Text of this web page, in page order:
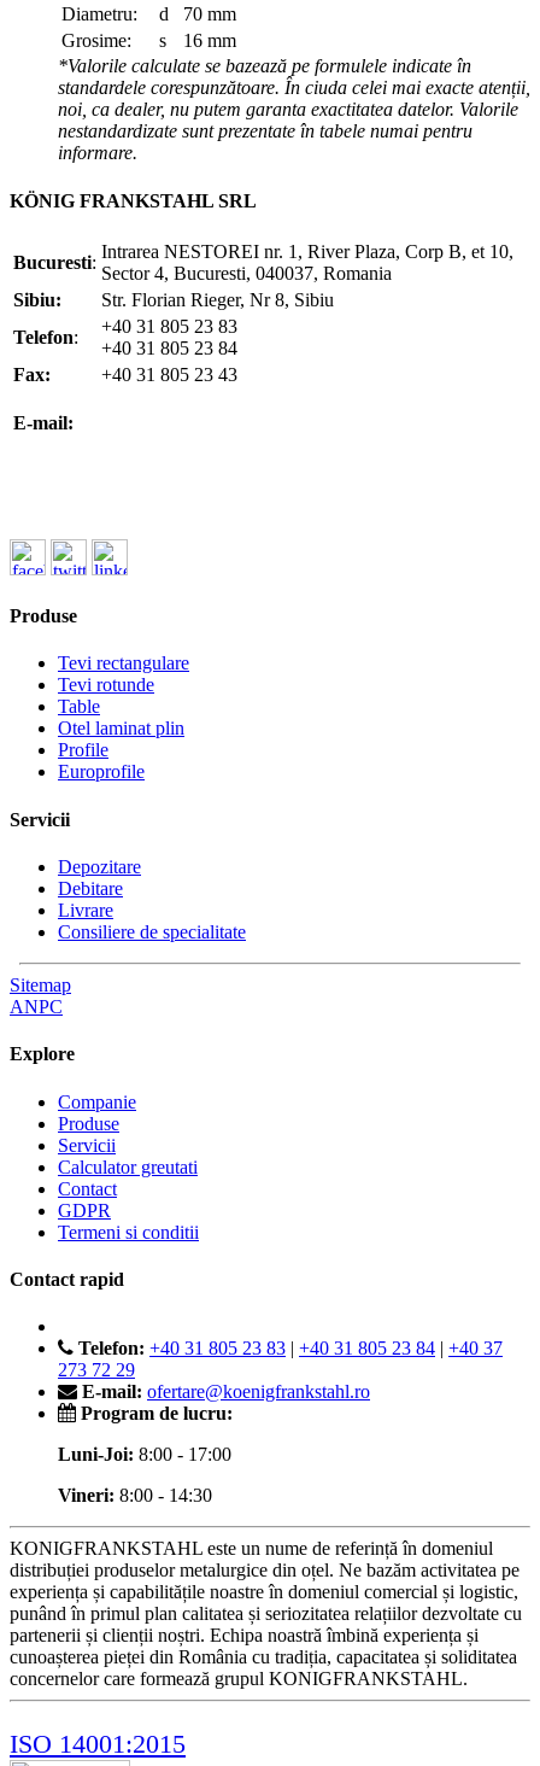
Diametru:
d
70 mm
Grosime:
s
16 mm
*Valorile calculate se bazează pe formulele indicate în
standardele corespunzătoare. În ciuda celei mai exacte atenții,
noi, ca dealer, nu putem garanta exactitatea datelor. Valorile
nestandardizate sunt prezentate în tabele numai pentru
informare.
KÖNIG FRANKSTAHL SRL
Bucuresti:
Intrarea NESTOREI nr. 1, River Plaza, Corp B, et 10,
Sector 4, Bucuresti, 040037, Romania
Sibiu:
Str. Florian Rieger, Nr 8, Sibiu
Telefon:
+40 31 805 23 83
+40 31 805 23 84
Fax:
+40 31 805 23 43
E-mail:
Produse
Tevi rectangulare
Tevi rotunde
Table
Otel laminat plin
Profile
Europrofile
Servicii
Depozitare
Debitare
Livrare
Consiliere de specialitate
Sitemap
ANPC
Explore
Companie
Produse
Servicii
Calculator greutati
Contact
GDPR
Termeni si conditii
Contact rapid
Telefon: +40 31 805 23 83 | +40 31 805 23 84 | +40 37
273 72 29
E-mail: ofertare@koenigfrankstahl.ro
Program de lucru:
Luni-Joi: 8:00 - 17:00
Vineri: 8:00 - 14:30
KONIGFRANKSTAHL este un nume de referință în domeniul
distribuției produselor metalurgice din oțel. Ne bazăm activitatea pe
experiența și capabilitățile noastre în domeniul comercial și logistic,
punând în primul plan calitatea și seriozitatea relațiilor dezvoltate cu
partenerii și clienții noștri. Echipa noastră îmbină experiența și
cunoașterea pieței din România cu tradiția, capacitatea și soliditatea
concernelor care formează grupul KONIGFRANKSTAHL.
ISO 14001:2015